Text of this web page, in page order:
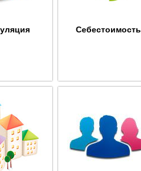
Себестоимость